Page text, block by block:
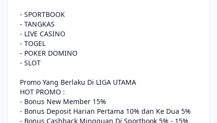
- SPORTBOOK
- TANGKAS
- LIVE CASINO
- TOGEL
- POKER DOMINO
- SLOT
Promo Yang Berlaku Di LIGA UTAMA
HOT PROMO :
- Bonus New Member 15%
- Bonus Deposit Harian Pertama 10% dan Ke Dua 5%
- Bonus Cashback Mingguan Di Sportbook 5% - 15%